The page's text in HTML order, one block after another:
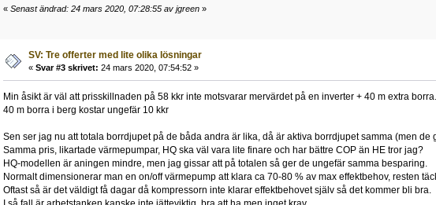
« Senast ändrad: 24 mars 2020, 07:28:55 av jgreen»
SV: Tre offerter med lite olika lösningar
« Svar #3 skrivet: 24 mars 2020, 07:54:52 »
Min åsikt är väl att prisskillnaden på 58 kkr inte motsvarar mervärdet på en inverter + 40 m extra borra.
40 m borra i berg kostar ungefär 10 kkr
Sen ser jag nu att totala borrdjupet på de båda andra är lika, då är aktiva borrdjupet samma (men de
Samma pris, likartade värmepumpar, HQ ska väl vara lite finare och har bättre COP än HE tror jag?
HQ-modellen är aningen mindre, men jag gissar att på totalen så ger de ungefär samma besparing.
Normalt dimensionerar man en on/off värmepump att klara ca 70-80 % av max effektbehov, resten
Oftast så är det väldigt få dagar då kompressorn inte klarar effektbehovet själv så det kommer bli bra.